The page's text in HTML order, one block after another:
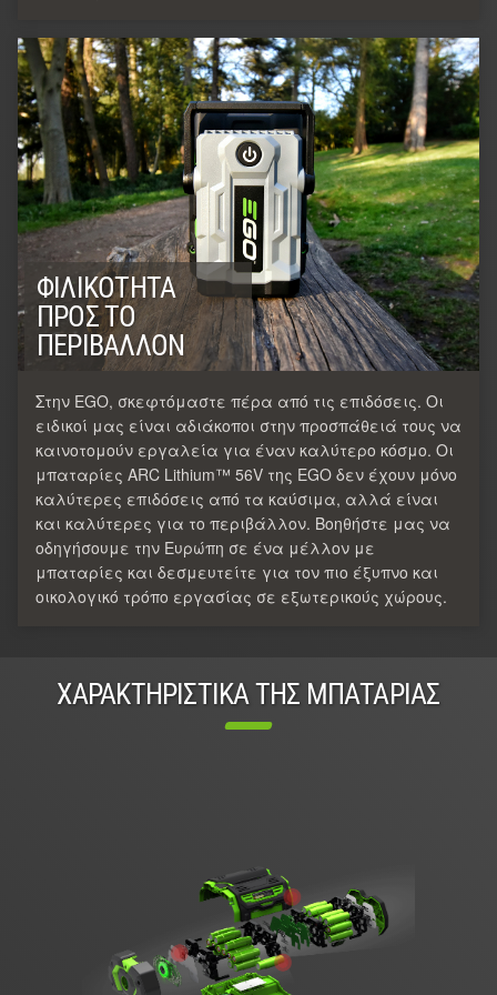
ΦΙΛΙΚΌΤΗΤΑ
ΠΡΟΣ ΤΟ
ΠΕΡΙΒΆΛΛΟΝ
Στην EGO, σκεφτόμαστε πέρα από τις επιδόσεις. Οι
ειδικοί μας είναι αδιάκοποι στην προσπάθειά τους να
καινοτομούν εργαλεία για έναν καλύτερο κόσμο. Οι
μπαταρίες ARC Lithium™ 56V της EGO δεν έχουν μόνο
καλύτερες επιδόσεις από τα καύσιμα, αλλά είναι
και καλύτερες για το περιβάλλον. Βοηθήστε μας να
οδηγήσουμε την Ευρώπη σε ένα μέλλον με
μπαταρίες και δεσμευτείτε για τον πιο έξυπνο και
οικολογικό τρόπο εργασίας σε εξωτερικούς χώρους.
ΧΑΡΑΚΤΗΡΙΣΤΙΚΑ ΤΗΣ ΜΠΑΤΑΡΙΑΣ